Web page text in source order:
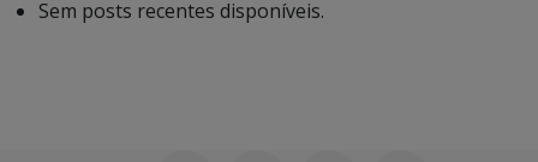
Sem posts recentes disponíveis.